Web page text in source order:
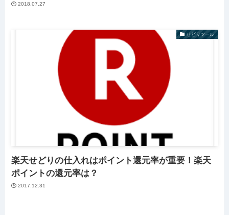
2018.07.27
せどりツール
楽天せどりの仕入れはポイント還元率が重要！楽天
ポイントの還元率は？
2017.12.31